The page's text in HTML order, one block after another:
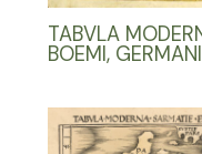
TABVLA
BOEMI,